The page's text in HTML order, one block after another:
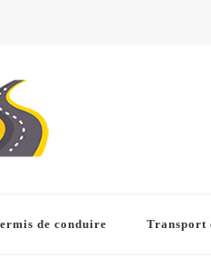
de conduire Transport